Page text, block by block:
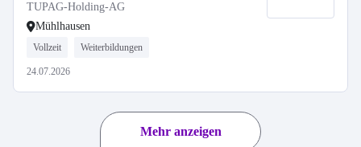
TUPAG-Holding-AG
Mühlhausen
Vollzeit Weiterbildungen
24.07.2026
Mehr anzeigen